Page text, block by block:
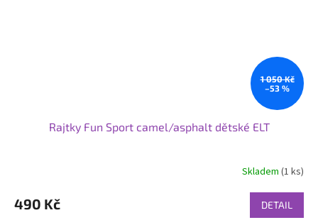
1 050 Kč
–53 %
Rajtky Fun Sport camel/asphalt dětské ELT
Skladem (1 ks)
490 Kč DETAIL